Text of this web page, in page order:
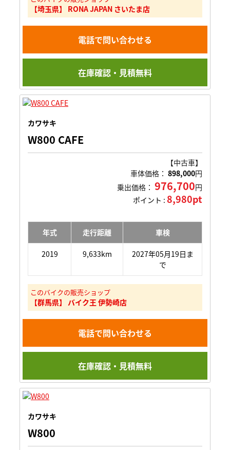
【埼玉県】 RONA JAPAN さいたま店
電話で問い合わせる
在庫確認・見積無料
カワサキ
W800 CAFE
【中古車】
車体価格： 898,000円
乗出価格： 976,700円
ポイント : 8,980pt
年式 走行距離 車検
2019 9,633km
2027年05月19日ま
で
このバイクの販売ショップ
【群馬県】 バイク王 伊勢崎店
電話で問い合わせる
在庫確認・見積無料
カワサキ
W800